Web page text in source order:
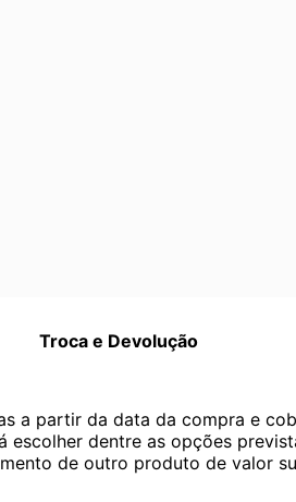
Troca e Devolução
a partir da data da compra e
dentre as opções
de outro produto de valor